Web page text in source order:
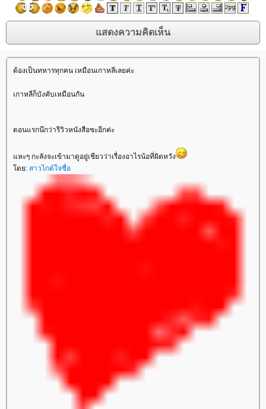
ต้องเป็นทหารทุกคน เหมือนเกาหลีเลยค่ะ
เกาหลีก็บังคับเหมือนกัน
ตอนแรกนึกว่ารีวิวหนังสือซะอีกค่ะ
หะๆ กะลังจะเข้ามาดูอยู่เชียวว่าเรื่องอาไรน้อที่ผิดหวัง
ดย: สาวไกด์ใจซื่อ